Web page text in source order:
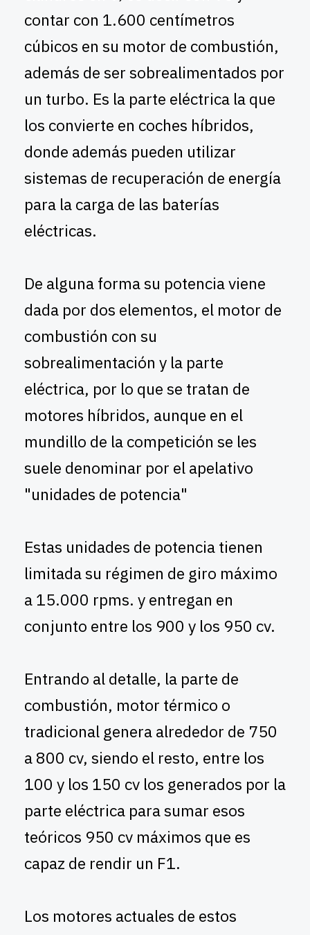
contar con 1.600 centímetros
cúbicos en su motor de combustión,
además de ser sobrealimentados por
un turbo. Es la parte eléctrica la que
los convierte en coches híbridos,
donde además pueden utilizar
sistemas de recuperación de energía
para la carga de las baterías
eléctricas.
De alguna forma su potencia viene
dada por dos elementos, el motor de
combustión con su
sobrealimentación y la parte
eléctrica, por lo que se tratan de
motores híbridos, aunque en el
mundillo de la competición se les
suele denominar por el apelativo
"unidades de potencia"
Estas unidades de potencia tienen
limitada su régimen de giro máximo
a 15.000 rpms. y entregan en
conjunto entre los 900 y los 950 cv.
Entrando al detalle, la parte de
combustión, motor térmico o
tradicional genera alrededor de 750
a 800 cv, siendo el resto, entre los
100 y los 150 cv los generados por la
parte eléctrica para sumar esos
teóricos 950 cv máximos que es
capaz de rendir un F1.
Los motores actuales de estos